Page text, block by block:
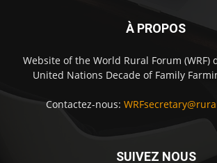
À PROPOS
Website of the World Rural Forum (WRF)
United Nations Decade of Family
Contactez-nous:
SUIVEZ NOUS